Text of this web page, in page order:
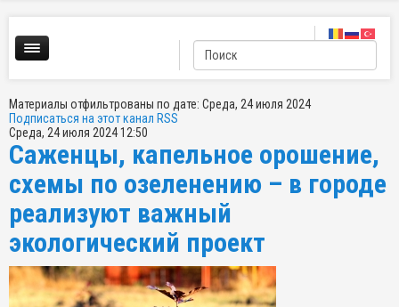
Материалы отфильтрованы по дате: Среда, 24 июля 2024
Подписаться на этот канал RSS
Среда, 24 июля 2024 12:50
Саженцы, капельное орошение,
схемы по озеленению – в городе
реализуют важный
экологический проект